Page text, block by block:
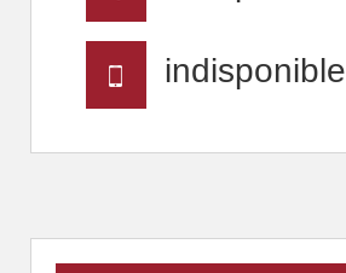
indisponible